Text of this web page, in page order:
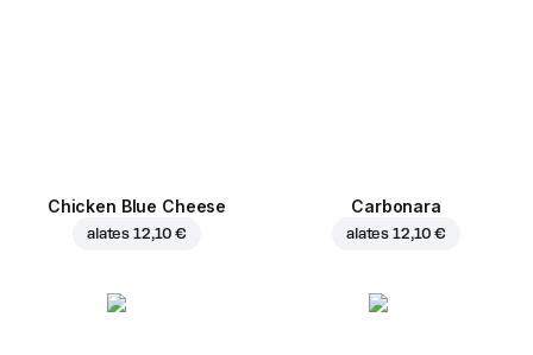
Chicken Blue Cheese
alates 12,10 €
Carbonara
alates 12,10 €